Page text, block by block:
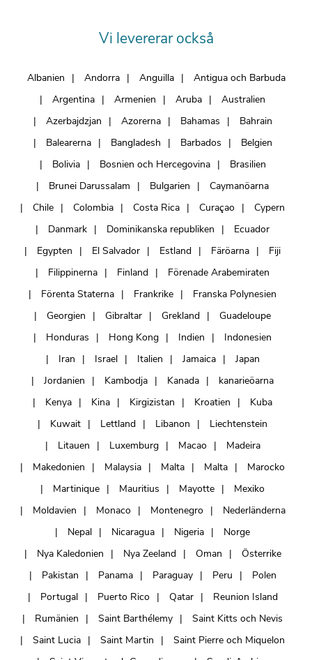
Vi levererar också
Albanien Andorra Anguilla
Antigua och Barbuda
Argentina
Armenien Aruba
Australien
Azerbajdzjan
Azorerna Bahamas
Bahrain
Balearerna
Bangladesh Barbados
Belgien
Bolivia
Bosnien och Hercegovina
Brasilien
Brunei Darussalam
Bulgarien
Caymanöarna
Chile
Colombia Costa Rica Curaçao
Cypern
Danmark
Dominikanska republiken
Ecuador
Egypten
El Salvador Estland Färöarna
Fiji
Filippinerna
Finland
Förenade Arabemiraten
Förenta Staterna
Frankrike
Franska Polynesien
Georgien
Gibraltar Grekland
Guadeloupe
Honduras
Hong Kong Indien
Indonesien
Iran
Israel Italien Jamaica
Japan
Jordanien
Kambodja Kanada
kanarieöarna
Kenya
Kina Kirgizistan Kroatien
Kuba
Kuwait
Lettland Libanon
Liechtenstein
Litauen
Luxemburg Macao
Madeira
Makedonien
Malaysia Malta Malta
Marocko
Martinique
Mauritius Mayotte
Mexiko
Moldavien
Monaco Montenegro
Nederländerna
Nepal
Nicaragua Nigeria
Norge
Nya Kaledonien
Nya Zeeland Oman
Österrike
Pakistan
Panama Paraguay Peru
Polen
Portugal
Puerto Rico Qatar
Reunion Island
Rumänien
Saint Barthélemy
Saint Kitts och Nevis
Saint Lucia
Saint Martin
Saint Pierre och Miquelon